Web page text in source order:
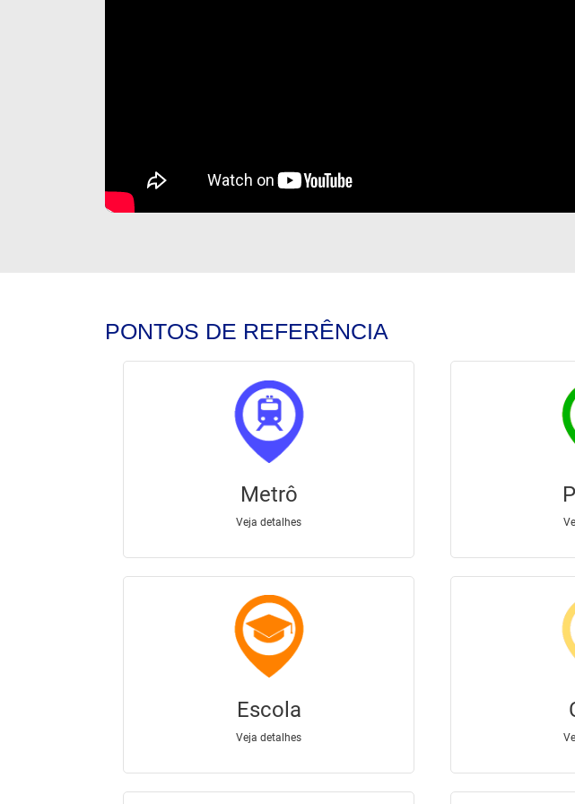
PONTOS DE REFERÊNCIA